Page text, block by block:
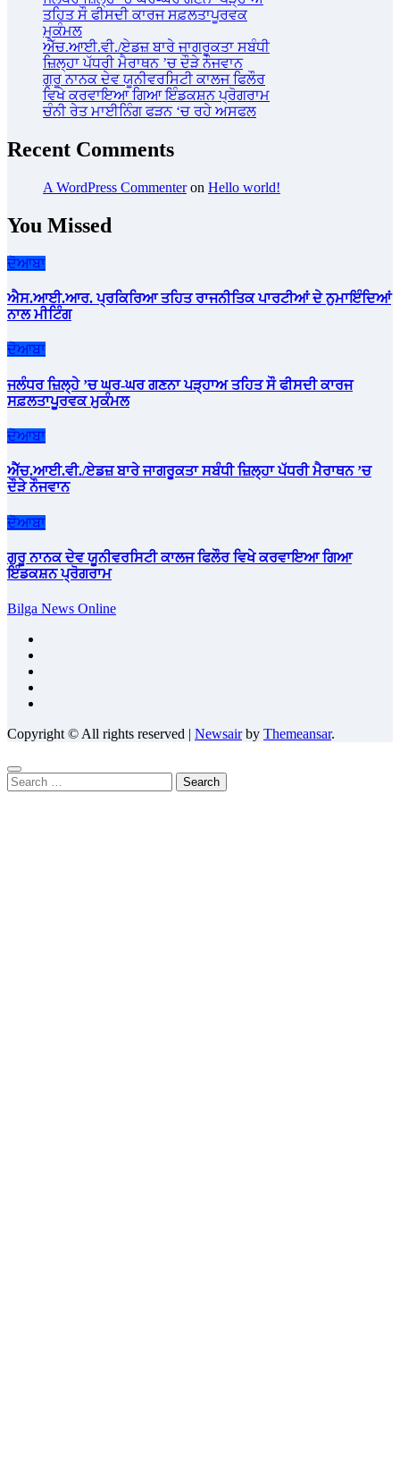
ਤਹਿਤ ਸੌ ਫੀਸਦੀ ਕਾਰਜ ਸਫ਼ਲਤਾਪੂਰਵਕ
ਮੁਕੰਮਲ
ਐੱਚ.ਆਈ.ਵੀ./ਏਡਜ਼ ਬਾਰੇ ਜਾਗਰੂਕਤਾ ਸਬੰਧੀ
ਜ਼ਿਲ੍ਹਾ ਪੱਧਰੀ ਮੈਰਾਥਨ ’ਚ ਦੌੜੇ ਨੌਜਵਾਨ
ਗੁਰੂ ਨਾਨਕ ਦੇਵ ਯੂਨੀਵਰਸਿਟੀ ਕਾਲਜ ਫਿਲੌਰ
ਵਿਖੇ ਕਰਵਾਇਆ ਗਿਆ ਇੰਡਕਸ਼ਨ ਪ੍ਰੋਗਰਾਮ
ਚੰਨੀ ਰੇਤ ਮਾਈਨਿੰਗ ਫੜਨ ‘ਚ ਰਹੇ ਅਸਫਲ
Recent Comments
A WordPress Commenteron Hello world!
You Missed
ਦੋਆਬਾ
ਐਸ.ਆਈ.ਆਰ. ਪ੍ਰਕਿਰਿਆ ਤਹਿਤ ਰਾਜਨੀਤਿਕ ਪਾਰਟੀਆਂ ਦੇ ਨੁਮਾਇੰਦਿਆਂ
ਨਾਲ ਮੀਟਿੰਗ
ਦੋਆਬਾ
ਜਲੰਧਰ ਜ਼ਿਲ੍ਹੇ ’ਚ ਘਰ-ਘਰ ਗਣਨਾ ਪੜ੍ਹਾਅ ਤਹਿਤ ਸੌ ਫੀਸਦੀ ਕਾਰਜ
ਸਫ਼ਲਤਾਪੂਰਵਕ ਮੁਕੰਮਲ
ਦੋਆਬਾ
ਐੱਚ.ਆਈ.ਵੀ./ਏਡਜ਼ ਬਾਰੇ ਜਾਗਰੂਕਤਾ ਸਬੰਧੀ ਜ਼ਿਲ੍ਹਾ ਪੱਧਰੀ ਮੈਰਾਥਨ ’ਚ
ਦੌੜੇ ਨੌਜਵਾਨ
ਦੋਆਬਾ
ਗੁਰੂ ਨਾਨਕ ਦੇਵ ਯੂਨੀਵਰਸਿਟੀ ਕਾਲਜ ਫਿਲੌਰ ਵਿਖੇ ਕਰਵਾਇਆ ਗਿਆ
ਇੰਡਕਸ਼ਨ ਪ੍ਰੋਗਰਾਮ
Bilga News Online
Copyright © All rights reserved | Newsairby Themeansar.
Search
for: